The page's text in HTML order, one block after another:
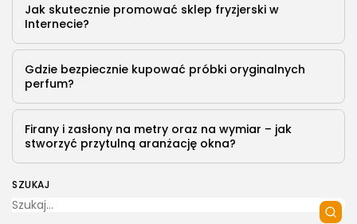
Jak skutecznie promować sklep fryzjerski w
Internecie?
Gdzie bezpiecznie kupować próbki oryginalnych
perfum?
Firany i zasłony na metry oraz na wymiar – jak
stworzyć przytulną aranżację okna?
SZUKAJ